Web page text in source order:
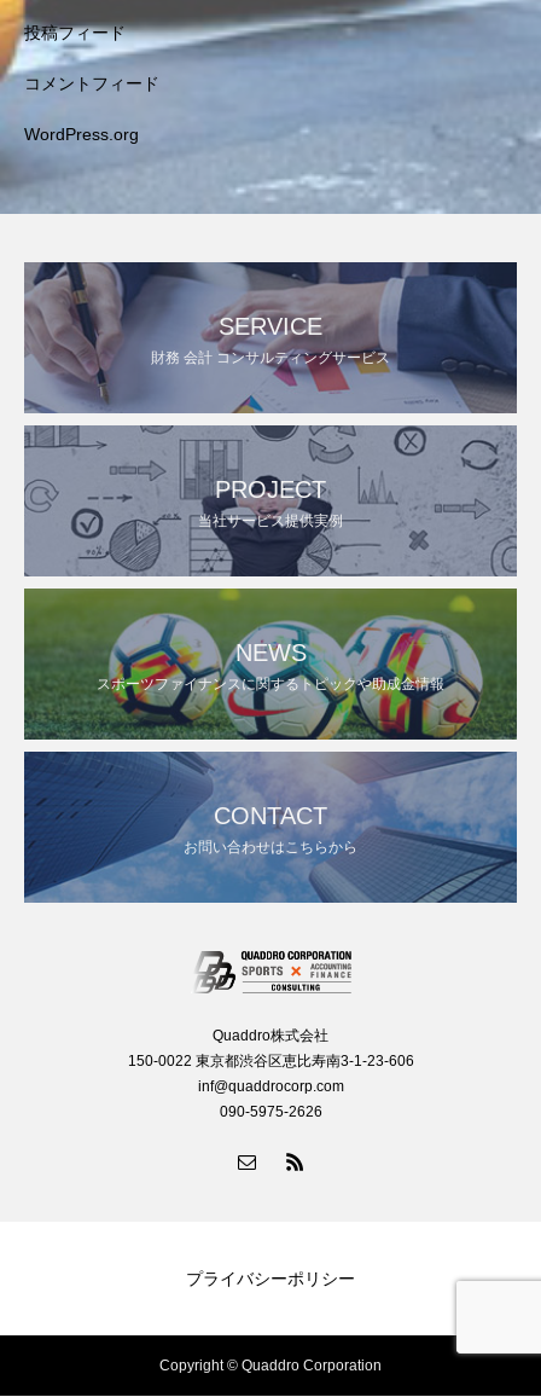
投稿フィード
コメントフィード
WordPress.org
SERVICE
財務 会計 コンサルティングサービス
PROJECT
当社サービス提供実例
NEWS
スポーツファイナンスに関するトピックや助成金情報
CONTACT
お問い合わせはこちらから
Quaddro株式会社
150-0022 東京都渋谷区恵比寿南3-1-23-606
inf@quaddrocorp.com
090-5975-2626
プライバシーポリシー
Copyright © Quaddro Corporation